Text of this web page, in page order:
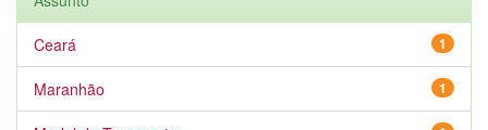
1
Ceará
1
Maranhão